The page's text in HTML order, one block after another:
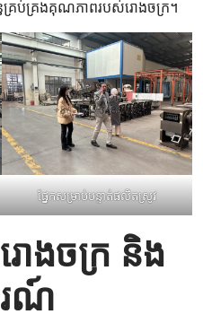
រប់គ្រងគុណភាពរបស់រោងចក្រ។
ផ្នែកសម្រាប់បន្ទាត់ផលិតស្រូវ
ោងចក្រ និង
រណ៍